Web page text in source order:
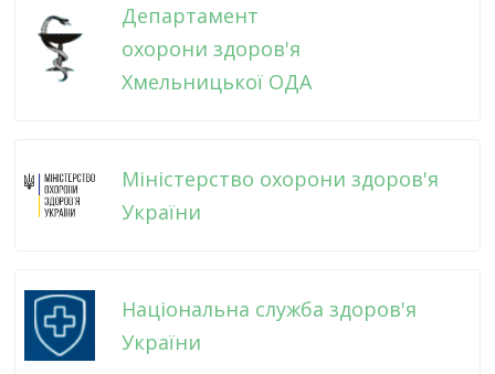
Департамент
охорони здоров'я
Хмельницької ОДА
Міністерство охорони здоров'я
України
Національна служба здоров'я
України